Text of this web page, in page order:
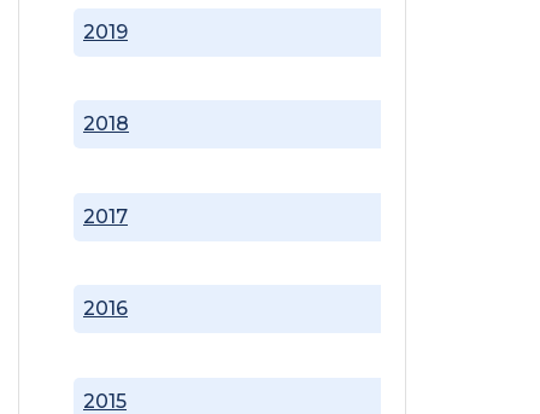
2015
2016
2017
2018
2019